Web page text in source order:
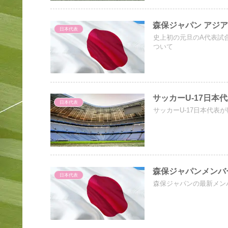
日本代表 森保ジャパン アジ
史上初の元旦のA代表試
ついて
日本代表 サッカーU-17日本
サッカーU-17日本代表
日本代表 森保ジャパンメン
森保ジャパンの最新メ